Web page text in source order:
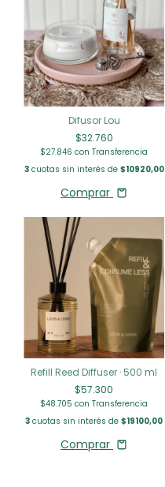
Difusor Lou
$32.760
$27.846 con Transferencia
3cuotas sin interés de $10920,00
Comprar
Refill Reed Diffuser · 500 ml
$57.300
$48.705 con Transferencia
3 cuotas sin interés de $19100,00
Comprar